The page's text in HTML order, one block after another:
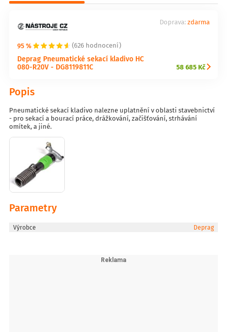
95 % (626 hodnocení)
Deprag Pneumatické sekací kladivo HC
080-R20V - DG8119811C
Doprava: zdarma
58 685 Kč
Popis
Pneumatické sekací kladivo nalezne uplatnění v oblasti stavebnictví
- pro sekací a bourací práce, drážkování, začišťování, strhávání
omítek, a jiné.
Parametry
Výrobce Deprag